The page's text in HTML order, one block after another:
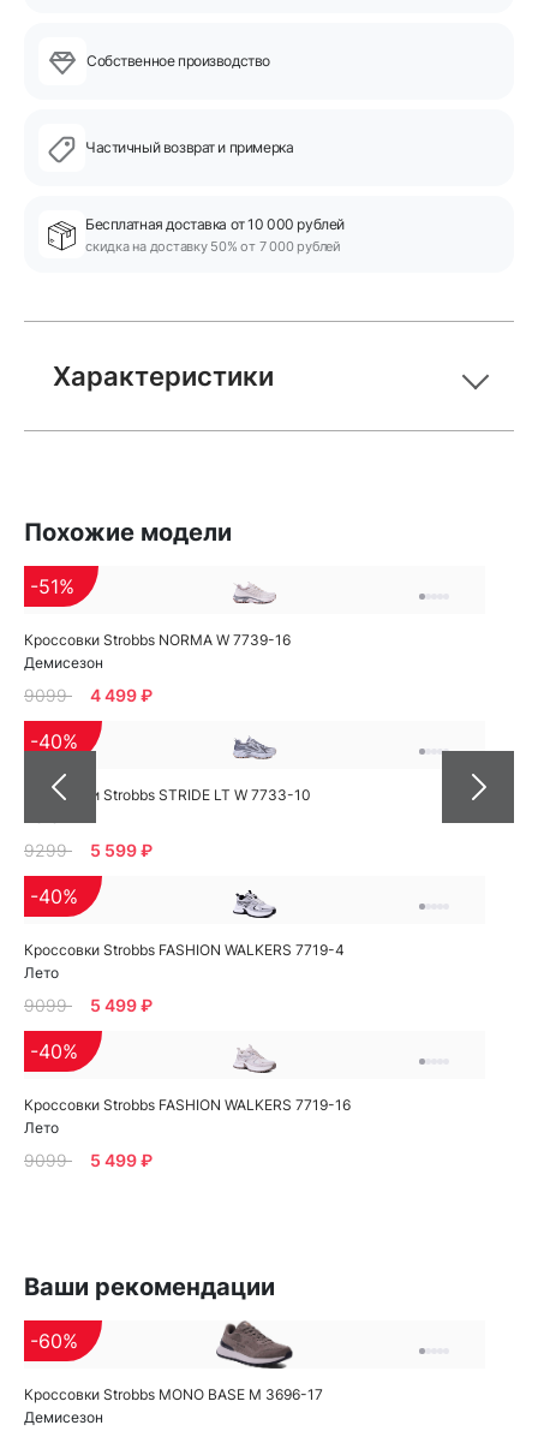
Собственное производство
Частичный возврат и примерка
Бесплатная доставка от 10 000 рублей
скидка на доставку 50% от 7 000 рублей
Характеристики
Похожие модели
Кроссовки Strobbs NORMA W 7739-16
Демисезон
-51%
9099 4 499 ₽
Кроссовки Strobbs STRIDE LT W 7733-10
-40%
9299 5 599 ₽
Кроссовки Strobbs FASHION WALKERS 7719-4
Лето
-40%
9099 5 499 ₽
Кроссовки Strobbs FASHION WALKERS 7719-16
Лето
-40%
9099 5 499 ₽
Ваши рекомендации
Кроссовки Strobbs MONO BASE M 3696-17
Демисезон
-60%